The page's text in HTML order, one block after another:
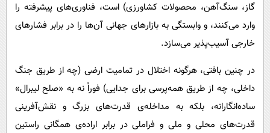
گاز، سنگ‌آهن، محصولات کشاورزی) است، فناوری‌های پیشرفته را
وارد می‌کنند، و وابستگی به بازارهای جهانی آن‌ها را در برابر فشارهای
خارجی آسیب‌پذیر می‌سازد.
در چنین بافتی، هرگونه اختلال در تمامیت ارضی (چه از طریق جنگ
داخلی، چه از طریق همه‌پرسی برای جدایی) فوراً نه به «صلح لیبرال»
ساده‌انگارانه، بلکه به مداخله‌ی قدرت‌های بزرگ و نقش‌آفرینی
قدرت‌های محلی و ملی و فراملی در برابر اراده‌ی همگانی راستین